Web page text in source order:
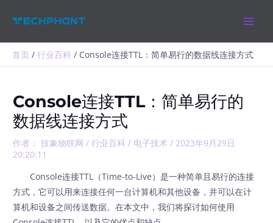
首页 行业百科 Console连接TTL：简单易行的数据线连接方式
Console连接TTL：简单易行的
数据线连接方式
作者： 技象物联网/行业百科 / 电子技术 /2023年9月29日
20:20:11
Console连接TTL（Time-to-Live）是一种简单且易行的连接
方式，它可以用来连接任何一台计算机和其他设备，并可以在计
算机和设备之间传送数据。在本文中，我们将探讨如何使用